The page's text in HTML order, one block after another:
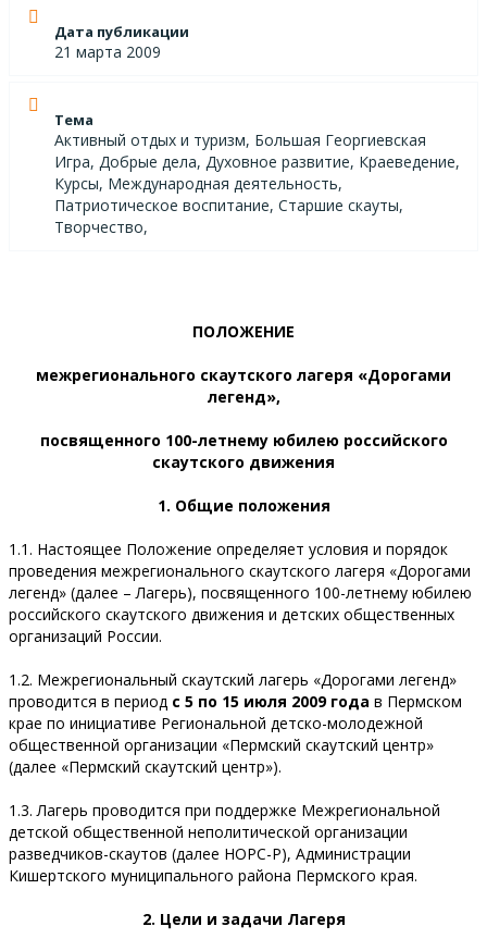
Дата публикации
21 марта 2009
Тема
Активный отдых и туризм, Большая Георгиевская
Игра, Добрые дела, Духовное развитие, Краеведение,
Курсы, Международная деятельность,
Патриотическое воспитание, Старшие скауты,
Творчество,
ПОЛОЖЕНИЕ
межрегионального скаутского лагеря «Дорогами
легенд»,
посвященного 100-летнему юбилею российского
скаутского движения
1. Общие положения
1.1. Настоящее Положение определяет условия и порядок
проведения межрегионального скаутского лагеря «Дорогами
легенд» (далее – Лагерь), посвященного 100-летнему юбилею
российского скаутского движения и детских общественных
организаций России.
1.2. Межрегиональный скаутский лагерь «Дорогами легенд»
проводится в период с 5 по 15 июля 2009 года в Пермском
крае по инициативе Региональной детско-молодежной
общественной организации «Пермский скаутский центр»
(далее «Пермский скаутский центр»).
1.3. Лагерь проводится при поддержке Межрегиональной
детской общественной неполитической организации
разведчиков-скаутов (далее НОРС-Р), Администрации
Кишертского муниципального района Пермского края.
2. Цели и задачи Лагеря